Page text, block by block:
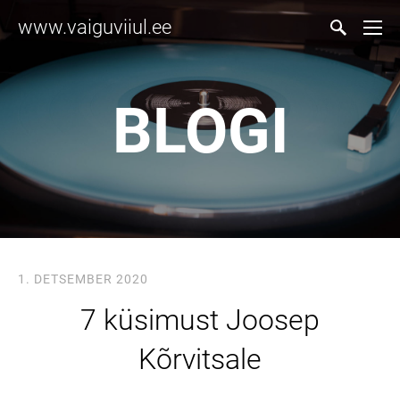
www.vaiguviiul.ee
BLOGI
1. DETSEMBER 2020
7 küsimust Joosep
Kõrvitsale